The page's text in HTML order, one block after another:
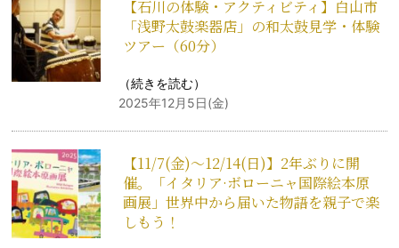
【石川の体験・アクティビティ】白山市
「浅野太鼓楽器店」の和太鼓見学・体験
ツアー（60分）
（続きを読む）
2025年12月5日(金)
【11/7(金)～12/14(日)】2年ぶりに開
催。「イタリア·ボローニャ国際絵本原
画展」世界中から届いた物語を親子で楽
しもう！